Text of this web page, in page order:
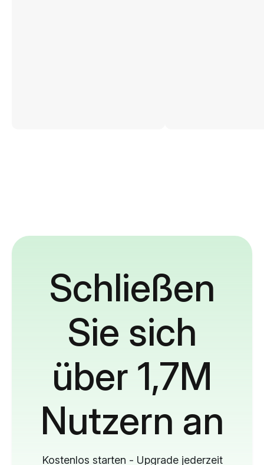
Schließen
Sie sich
über 1,7M
Nutzern an
Kostenlos starten - Upgrade jederzeit